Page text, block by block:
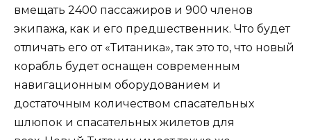
вмещать 2400 пассажиров и 900 членов
экипажа, как и его предшественник. Что будет
отличать его от «Титаника», так это то, что новый
корабль будет оснащен современным
навигационным оборудованием и
достаточным количеством спасательных
шлюпок и спасательных жилетов для